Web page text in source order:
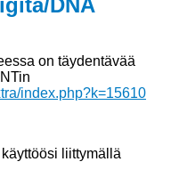
DNA
on täydentävää
index.php?k=15610
liittymällä